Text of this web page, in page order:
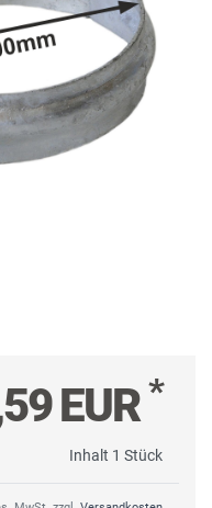
EUR*
Inhalt 1 Stück